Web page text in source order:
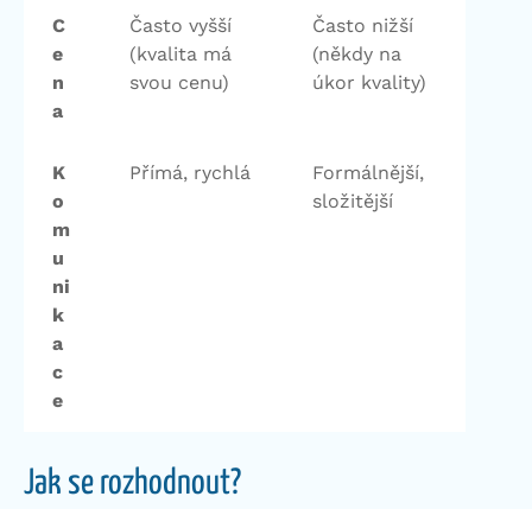
C
e
n
a
Často vyšší
(kvalita má
svou cenu)
Často nižší
(někdy na
úkor kvality)
K
o
m
u
ni
k
a
c
e
Přímá, rychlá
Formálnější,
složitější
Jak se rozhodnout?